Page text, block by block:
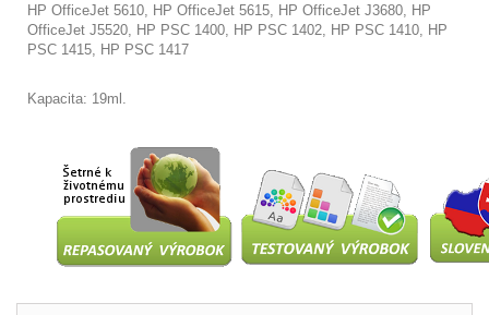
HP OfficeJet 5610, HP OfficeJet 5615, HP OfficeJet J3680, HP
OfficeJet J5520, HP PSC 1400, HP PSC 1402, HP PSC 1410, HP
PSC 1415, HP PSC 1417
Kapacita: 19ml.